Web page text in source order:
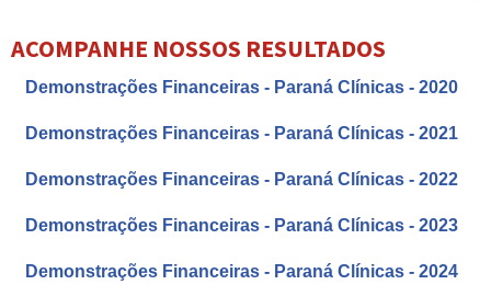
ACOMPANHE NOSSOS RESULTADOS
Demonstrações Financeiras - Paraná Clínicas - 2020
Demonstrações Financeiras - Paraná Clínicas - 2021
Demonstrações Financeiras - Paraná Clínicas - 2022
Demonstrações Financeiras - Paraná Clínicas - 2023
Demonstrações Financeiras - Paraná Clínicas - 2024